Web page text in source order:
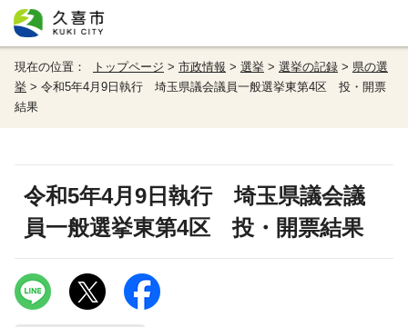
現在の位置： トップページ > 市政情報 > 選挙 > 選挙の記録 > 県の選
挙 > 令和5年4月9日執行 埼玉県議会議員一般選挙東第4区 投・開票
結果
令和5年4月9日執行 埼玉県議会議
員一般選挙東第4区 投・開票結果